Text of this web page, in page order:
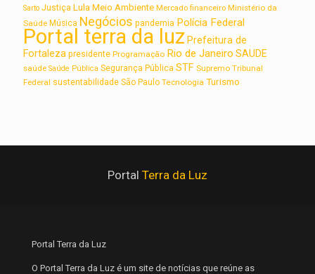
Sarto Justiça Lula Meio Ambiente Mercado financeiro Ministério da
Saúde Música Negócios pandemia Polícia Federal
Portal terra da luzPrefeitura de
Fortaleza presidente Programação Rio de Janeiro SAUDE
saúde Saúde Pública Segurança Pública STF Supremo Tribunal
Federal sustentabilidade São Paulo Tecnologia Turismo
Portal Terra da Luz
Portal Terra da Luz
O Portal Terra da Luz é um site de notícias que reúne as